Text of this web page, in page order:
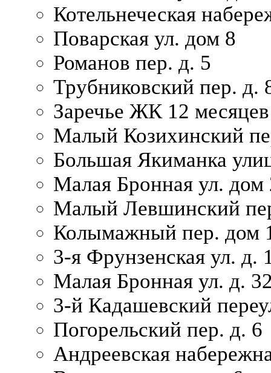
Котельнеческая
Поварская ул. дом 8
Романов пер. д. 5
Трубниковский пер. д.
Заречье ЖК 12 месяцев
Малый Козихинский
Большая Якиманка
Малая Бронная ул. дом
Малый Левшинский
Колымажный пер. дом
3-я Фрунзенская ул. д.
Малая Бронная ул. д.
3-й Кадашевский
Погорельский пер. д. 6
Андреевская